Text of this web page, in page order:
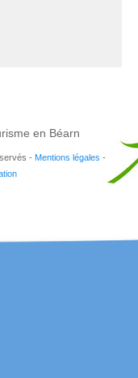
en Béarn
- Mentions légales -